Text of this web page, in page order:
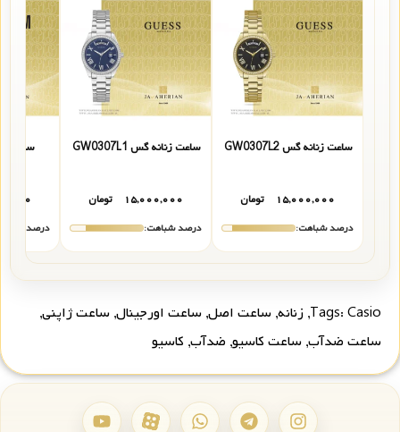
ساعت زنانه گس GW0307L2
۱۵,۰۰۰,۰۰۰
تومان
درصد شباهت:
ساعت زنانه گس GW0307L1
۱۵,۰۰۰,۰۰۰
تومان
درصد شباهت:
درصد
Tags: Casio
, زنانه, ساعت اصل, ساعت اورجینال, ساعت ژاپنی,
ساعت ضدآب, ساعت کاسیو, ضدآب, کاسیو